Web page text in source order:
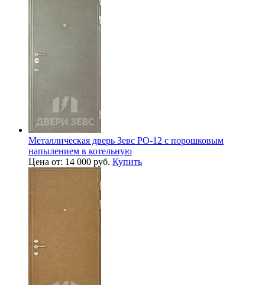
Металлическая дверь Зевс PO-12 с порошковым
напылением в котельную
Цена от: 14 000 руб. Купить